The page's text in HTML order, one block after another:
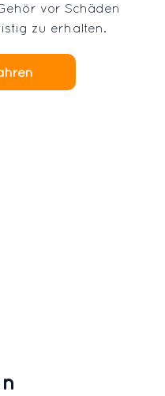
vor Schäden
zu erhalten.